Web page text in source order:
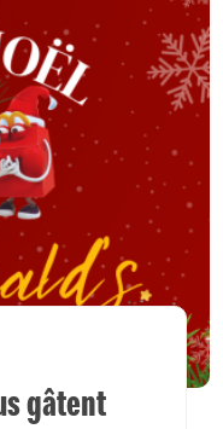
gâtent